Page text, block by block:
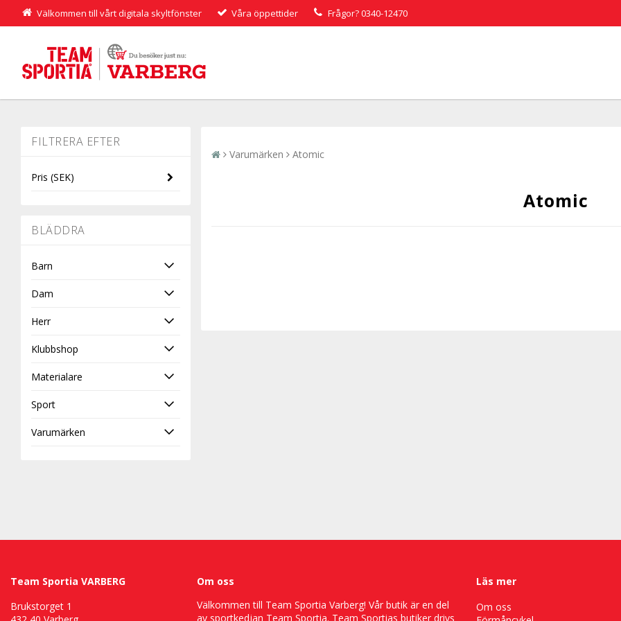
Välkommen till vårt digitala skyltfönster Våra öppettider Frågor?0340-12470
Pris (SEK)
BLÄDDRA
Barn
Dam
Herr
Klubbshop
Materialare
Sport
Varumärken
Varumärken Atomic
Atomic
Team Sportia VARBERG
Brukstorget 1
Om oss
Välkommen till Team Sportia Varberg! Vår butik är en del
av sportkedjan Team Sportia. Team Sportias butiker drivs
Läs mer
Om oss